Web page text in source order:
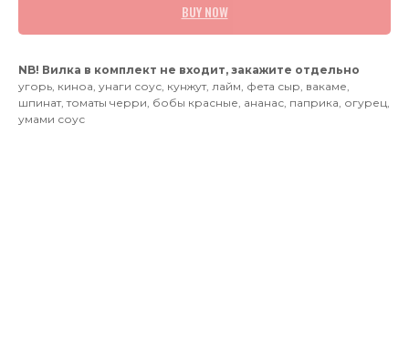
BUY NOW
NB! Вилка в комплект не входит, закажите отдельно
угорь, киноа, унаги соус, кунжут, лайм, фета сыр, вакаме,
шпинат, томаты черри, бобы красные, ананас, паприка, огурец,
умами соус